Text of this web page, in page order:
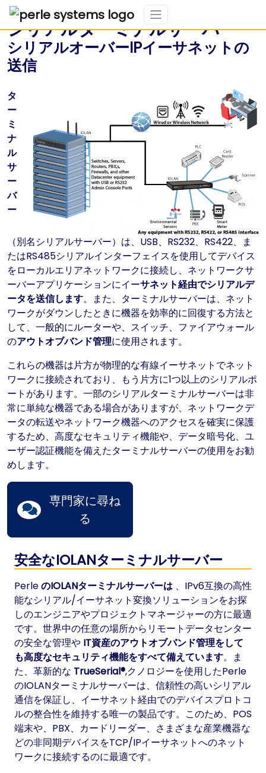
シリアルターミナルサーバー
シリアルオーバーIPイーサネットの
送信
タ
ー
ミ
ナ
ル
サ
ー
バ
ー
（別名シリアルサーバー）は、USB、RS232、RS422、ま
たはRS485シリアルインターフェイスを使用してデバイス
をローカルエリアネットワークに接続し、ネットワークサ
ーバーアプリケーションにイーサネット経由でシリアルデ
ータを送信します。また、ターミナルサーバーは、ネット
ワークがダウンしたときに機器を効率的に回復する方法と
して、一般的にルーターや、スイッチ、ファイアウォール
のアウトオブバンド管理に使用されます。
これらの機器は片方が物理的な有線イーサネットでネット
ワークに接続されており、もう片方に1つ以上のシリアルポ
ートがあります。一部のシリアルターミナルサーバーは非
常に単純な機器である場合がありますが、ネットワークデ
ータの転送やネットワーク機器へのアクセスを確実に保護
するため、高度なセキュリティ機能や、データ暗号化、ユ
ーザー認証機能を備えたターミナルサーバーの使用をお勧
めします。
専門家に尋ね
る
安全なIOLANターミナルサーバー
PerleのIOLANターミナルサーバーは 、IPv6互換の高性
能なシリアル/イーサネット変換ソリューションをお探
しのエンジニアやプロジェクトマネージャーの方に最適
です。世界中の任意の場所からリモートデータセンター
の安全な管理や IT資産のアウトオブバンド管理をして
も高度なセキュリティ機能をすべて備えています。ま
た、革新的な TrueSerial®,クノロジーを使用したPerle
のIOLANターミナルサーバーは、信頼性の高いシリアル
通信を保証し、イーサネット経由でのデバイスプロトコ
ルの整合性を維持する唯一の製品です。このため、POS
端末や、PBX、カードリーダー、さまざまな産業機器な
どの非同期デバイスをTCP/IPイーサネットへのネット
ワークに接続するのに最適です。